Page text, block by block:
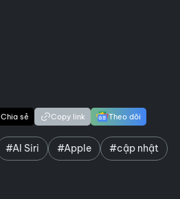
Chia sẻ Copy link Theo dõi
#AI Siri #Apple #cập nhật